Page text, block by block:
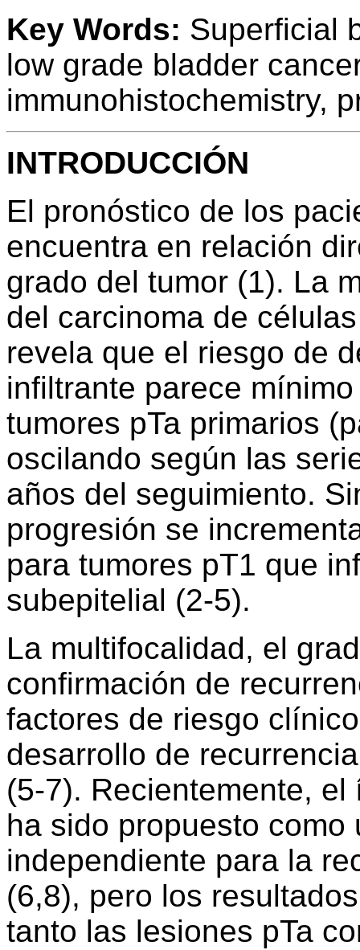
Key Words: Superficial
low grade bladder
immunohistochemistry,
INTRODUCCIÓN
El pronóstico de los
encuentra en relación
grado del tumor (1). La
del carcinoma de
revela que el riesgo de
infiltrante parece
tumores pTa primarios
oscilando según las
años del seguimiento.
progresión se
para tumores pT1 que
subepitelial (2-5).
La multifocalidad, el
confirmación de
factores de riesgo
desarrollo de
(5-7). Recientemente,
ha sido propuesto como
independiente para la
(6,8), pero los
tanto las lesiones pTa